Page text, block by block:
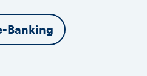
Banking